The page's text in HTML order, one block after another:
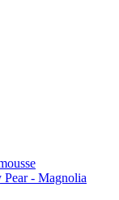
- Magnolia